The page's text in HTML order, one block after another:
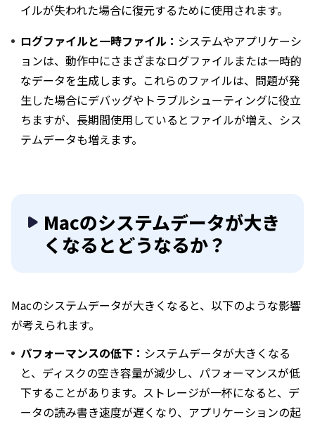
イルが失われた場合に復元するために使用されます。
ログファイルと一時ファイル： システムやアプリケーシ
ョンは、動作中にさまざまなログファイルまたは一時的
なデータを生成します。これらのファイルは、問題が発
生した場合にデバッグやトラブルシューティングに役立
ちますが、長期間使用しているとファイルが増え、シス
テムデータも増えます。
Macのシステムデータが大き
くなるとどうなるか？
Macのシステムデータが大きくなると、以下のような影響
が考えられます。
パフォーマンスの低下： システムデータが大きくなる
と、ディスクの空き容量が減少し、パフォーマンスが低
下することがあります。ストレージが一杯になると、デ
ータの読み書き速度が遅くなり、アプリケーションの起